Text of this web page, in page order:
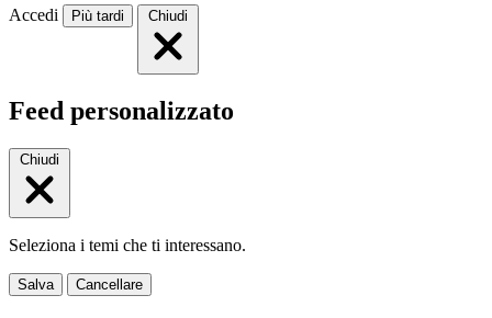
Accedi Più tardi Chiudi
Feed personalizzato
Chiudi
Seleziona i temi che ti interessano.
Salva Cancellare